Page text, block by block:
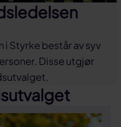
Styrke består av syv
Disse utgjør